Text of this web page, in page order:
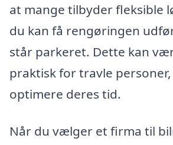
at mange tilbyder fleksible
du kan få rengøringen
står parkeret. Dette kan
praktisk for travle
optimere deres tid.
Når du vælger et firma til